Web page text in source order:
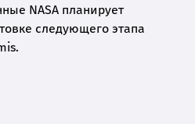
NASA планирует
следующего этапа